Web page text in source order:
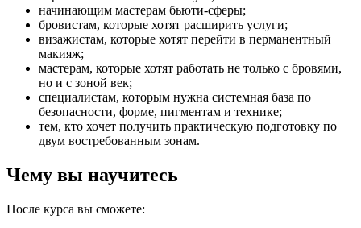
начинающим мастерам бьюти-сферы;
бровистам, которые хотят расширить услуги;
визажистам, которые хотят перейти в перманентный
макияж;
мастерам, которые хотят работать не только с бровями,
но и с зоной век;
специалистам, которым нужна системная база по
безопасности, форме, пигментам и технике;
тем, кто хочет получить практическую подготовку по
двум востребованным зонам.
Чему вы научитесь
После курса вы сможете: